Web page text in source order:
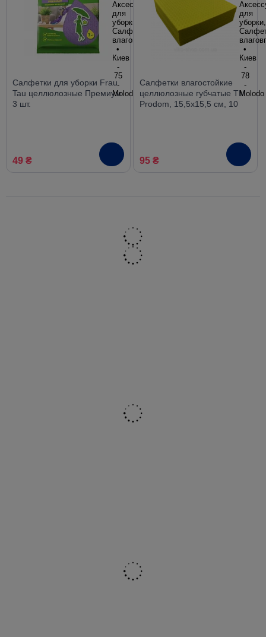
Салфетки для уборки Frau
Tau целлюлозные Премиум
3 шт.
49 ₴
Салфетки влагостойкие
целлюлозные губчатые ТМ
Prodom, 15,5х15,5 см, 10
95 ₴